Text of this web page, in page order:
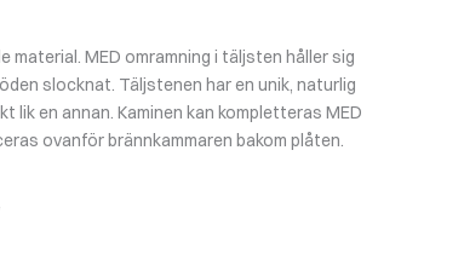
MED omramning i täljsten håller sig
slocknat. Täljstenen har en unik, naturlig
lik en annan. Kaminen kan kompletteras MED
ovanför brännkammaren bakom plåten.